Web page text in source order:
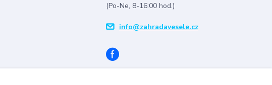
(Po-Ne, 8-16:00 hod.)
info@zahradavesele.cz